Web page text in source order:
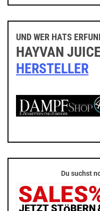
UND WER HATS
HAYVAN
HERSTELLER
Du suchst